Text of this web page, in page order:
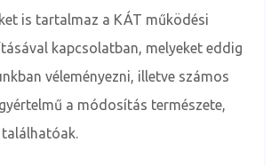
is tartalmaz a KÁT működési
kapcsolatban, melyeket eddig
véleményezni, illetve számos
a módosítás természete,